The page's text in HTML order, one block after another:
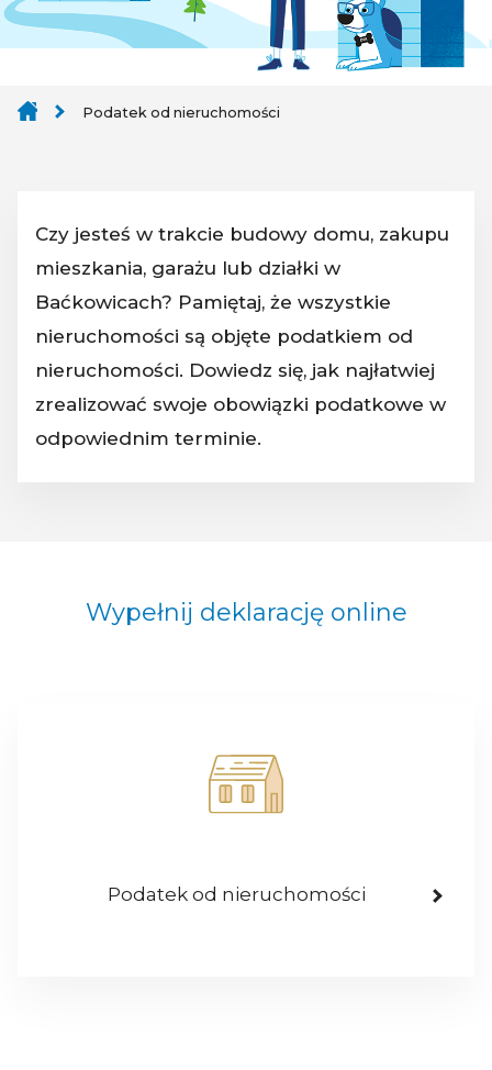
Podatek od nieruchomości
Czy jesteś w trakcie budowy domu, zakupu
mieszkania, garażu lub działki w
Baćkowicach? Pamiętaj, że wszystkie
nieruchomości są objęte podatkiem od
nieruchomości. Dowiedz się, jak najłatwiej
zrealizować swoje obowiązki podatkowe w
odpowiednim terminie.
Wypełnij deklarację online
Podatek od nieruchomości